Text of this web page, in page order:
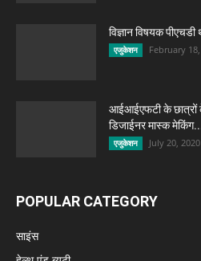
विज्ञान विषयक
एजुकेशन February 18,
आईआईएफटी के छात्रों
डिजाईनर मास्क
एजुकेशन July 20, 2020
POPULAR CATEGORY
साइंस